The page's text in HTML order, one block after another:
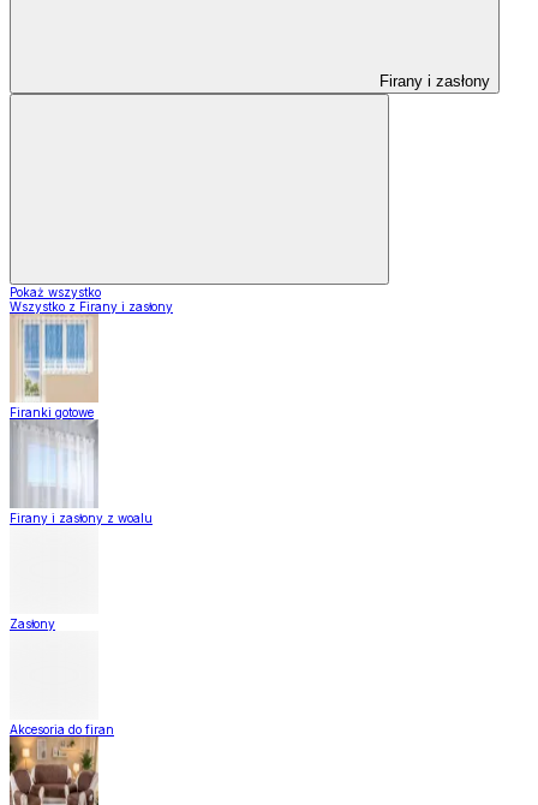
Firany i zasłony
Pokaż wszystko
Wszystko z Firany i zasłony
Firanki gotowe
Firany i zasłony z woalu
Zasłony
Akcesoria do firan